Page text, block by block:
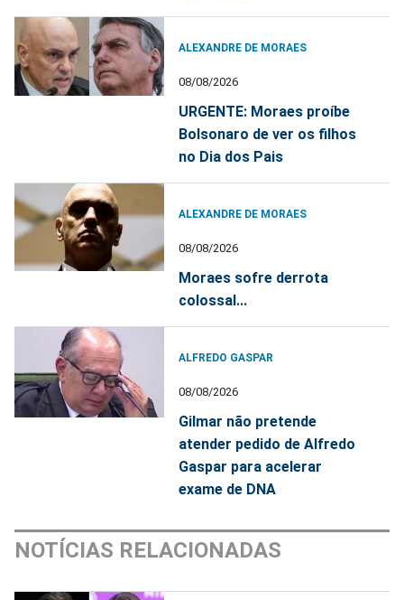
ALEXANDRE DE MORAES
08/08/2026
URGENTE: Moraes proíbe
Bolsonaro de ver os filhos
no Dia dos Pais
ALEXANDRE DE MORAES
08/08/2026
Moraes sofre derrota
colossal...
ALFREDO GASPAR
08/08/2026
Gilmar não pretende
atender pedido de Alfredo
Gaspar para acelerar
exame de DNA
NOTÍCIAS RELACIONADAS